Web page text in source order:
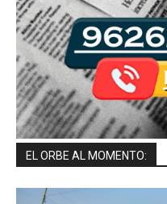
EL ORBE AL MOMENTO: